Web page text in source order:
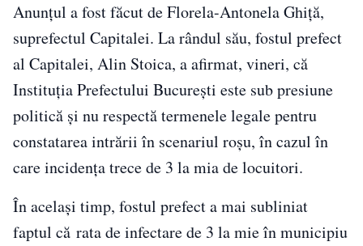
Anunțul a fost făcut de Florela-Antonela Ghiţă,
suprefectul Capitalei. La rândul său, fostul prefect
al Capitalei, Alin Stoica, a afirmat, vineri, că
Instituţia Prefectului Bucureşti este sub presiune
politică şi nu respectă termenele legale pentru
constatarea intrării în scenariul roşu, în cazul în
care incidenţa trece de 3 la mia de locuitori.
În același timp, fostul prefect a mai subliniat
faptul că rata de infectare de 3 la mie în municipiu